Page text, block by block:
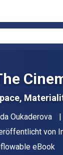
Oukaderova
von
eBook